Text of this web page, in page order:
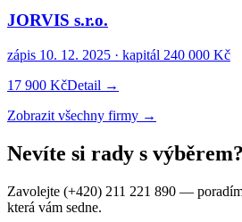
JORVIS s.r.o.
zápis 10. 12. 2025 · kapitál 240 000 Kč
17 900 KčDetail →
Zobrazit všechny firmy →
Nevíte si rady s výběrem?
Zavolejte (+420) 211 221 890 —
která vám sedne.